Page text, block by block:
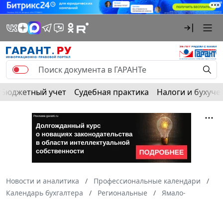
Бюджетный учет Судебная практика Налоги и
Новости и аналитика
Профессиональные календари
Календарь бухгалтера
Региональные
Ямало-